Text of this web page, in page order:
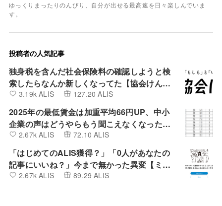
ゆっくりまったりのんびり、自分が出せる最高速を日々楽しんでいま
す。
投稿者の人気記事
独身税を含んだ社会保険料の確認しようと検
索したらなんか新しくなってた【協会けん
ぽ】3.19k ALIS 127.20 ALIS
2025年の最低賃金は加重平均66円UP、中小
企業の声はどうやらもう聞こえなくなったよ
うです。
2.67k ALIS 72.10 ALIS
「はじめてのALIS獲得？」「0人があなたの
記事にいいね？」今まで無かった異変【ミン
カブIR】
2.67k ALIS 89.29 ALIS